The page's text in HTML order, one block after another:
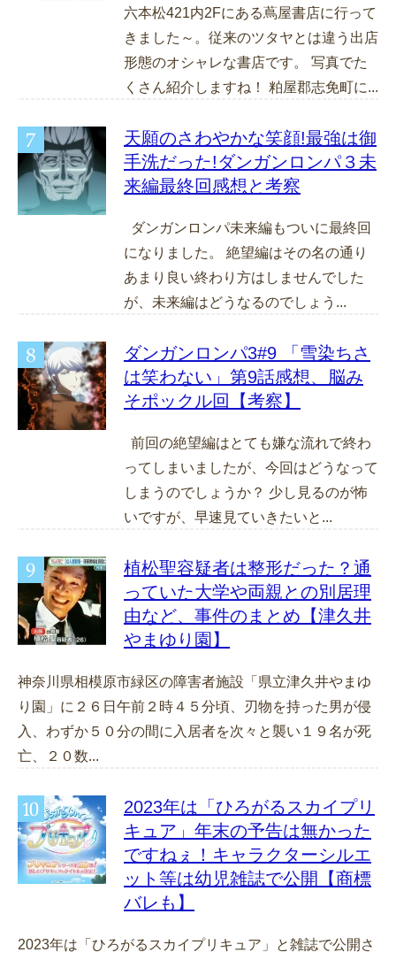
六本松421内2Fにある蔦屋書店に行って
きました～。従来のツタヤとは違う出店
形態のオシャレな書店です。 写真でた
くさん紹介しますね！ 粕屋郡志免町に...
天願のさわやかな笑顔!最強は御
手洗だった!ダンガンロンパ３未
来編最終回感想と考察
ダンガンロンパ未来編もついに最終回
になりました。 絶望編はその名の通り
あまり良い終わり方はしませんでした
が、未来編はどうなるのでしょう...
ダンガンロンパ3#9 「雪染ちさ
は笑わない」第9話感想、脳み
そポックル回【考察】
前回の絶望編はとても嫌な流れで終わ
ってしまいましたが、今回はどうなって
しまうのでしょうか？ 少し見るのが怖
いですが、早速見ていきたいと...
植松聖容疑者は整形だった？通
っていた大学や両親との別居理
由など、事件のまとめ【津久井
やまゆり園】
神奈川県相模原市緑区の障害者施設「県立津久井やまゆ
り園」に２６日午前２時４５分頃、刃物を持った男が侵
入、わずか５０分の間に入居者を次々と襲い１９名が死
亡、２０数...
2023年は「ひろがるスカイプリ
キュア」年末の予告は無かった
ですねぇ！キャラクターシルエ
ット等は幼児雑誌で公開【商標
バレも】
2023年は「ひろがるスカイプリキュア」と雑誌で公開さ